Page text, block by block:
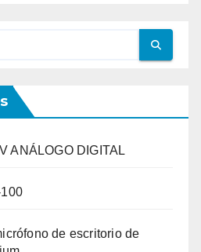
ANÁLOGO DIGITAL
de escritorio de